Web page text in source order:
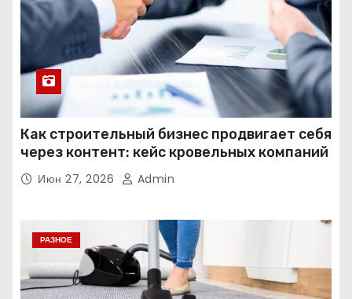
Как строительный бизнес продвигает себя
через контент: кейс кровельных компаний
Июн 27, 2026 Admin
РАЗНОЕ